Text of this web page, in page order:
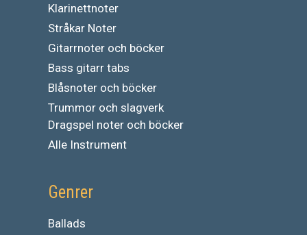
Klarinettnoter
Stråkar Noter
Gitarrnoter och böcker
Bass gitarr tabs
Blåsnoter och böcker
Trummor och slagverk
Dragspel noter och böcker
Alle Instrument
Genrer
Ballads